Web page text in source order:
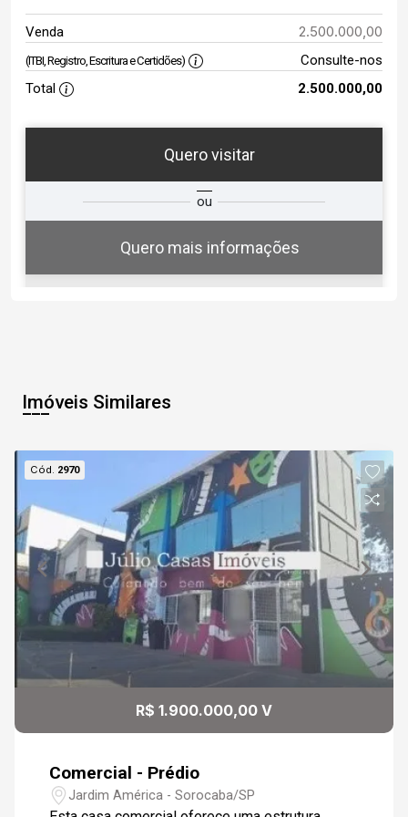
Venda 2.500.000,00
(ITBI, Registro, Escritura e Certidões)
Consulte-nos
Total
2.500.000,00
Quero visitar
ou
Quero mais informações
Qual o melhor dia e horário para
você?
08
Aug/Sat
09
Aug/Sun
10
Aug/Mon
11
13:00
13:30
14:00
14:30
15:00
Continuar
Imóveis Similares
Cód. 2970
R$ 1.900.000,00 V
Comercial - Prédio
Jardim América - Sorocaba/SP